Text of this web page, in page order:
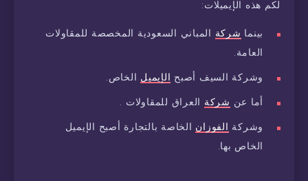
لكم هذه الإيميلات:
بينما شركة المباني السعودية المخصصة للمقاولات
العامة.
وشركة السيف أصبح الإيميل الخاص.
أما عن شركة العراق للمقاولات .
وشركة الفوزان الخاصة بالتجارة أصبح الإيميل
الخاص بها.